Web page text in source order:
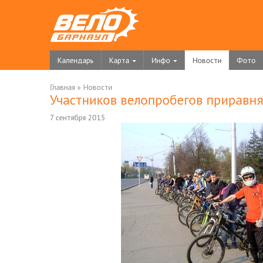
Календарь Карта Инфо Новости Фото
Главная » Новости
Участников велопробегов
7 сентября 2015